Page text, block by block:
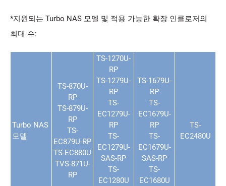
*지원되는 Turbo NAS 모델 및 적용 가능한 확장 인클로저의
최대 수:
Turbo NAS
모델
TS-870U-
RP
TS-879U-
RP
TS-
EC879U-RP
TS-EC880U
TVS-871U-
RP
TS-1270U-
RP
TS-1279U-
RP
TS-
EC1279U-
RP
TS-
EC1279U-
SAS-RP
TS-
EC1280U
TS-1679U-
RP
TS-
EC1679U-
RP
TS-
EC1679U-
SAS-RP
TS-
EC1680U
TS-
EC2480U